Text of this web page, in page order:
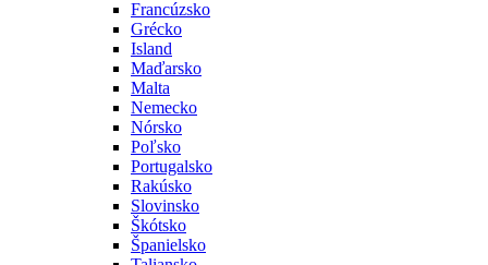
Francúzsko
Grécko
Island
Maďarsko
Malta
Nemecko
Nórsko
Poľsko
Portugalsko
Rakúsko
Slovinsko
Škótsko
Španielsko